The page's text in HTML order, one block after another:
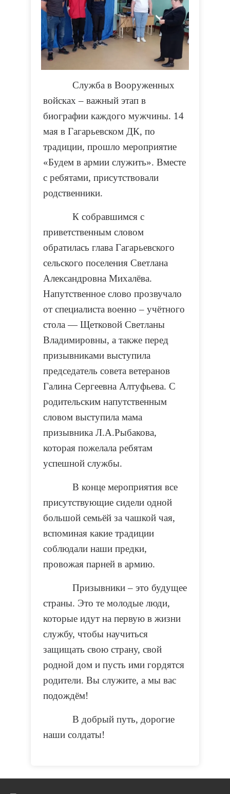
Служба в Вооруженных
войсках – важный этап в
биографии каждого мужчины. 14
мая в Гагарьевском ДК, по
традиции, прошло мероприятие
«Будем в армии служить». Вместе
с ребятами, присутствовали
родственники.
К собравшимся с
приветственным словом
обратилась глава Гагарьевского
сельского поселения Светлана
Александровна Михалёва.
Напутственное слово прозвучало
от специалиста военно – учётного
стола — Щетковой Светланы
Владимировны, а также перед
призывниками выступила
председатель совета ветеранов
Галина Сергеевна Алтуфьева. С
родительским напутственным
словом выступила мама
призывника Л.А.Рыбакова,
которая пожелала ребятам
успешной службы.
В конце мероприятия все
присутствующие сидели одной
большой семьёй за чашкой чая,
вспоминая какие традиции
соблюдали наши предки,
провожая парней в армию.
Призывники – это будущее
страны. Это те молодые люди,
которые идут на первую в жизни
службу, чтобы научиться
защищать свою страну, свой
родной дом и пусть ими гордятся
родители. Вы служите, а мы вас
подождём!
В добрый путь, дорогие
наши солдаты!